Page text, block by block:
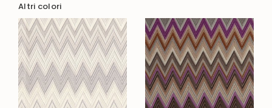
Altri colori